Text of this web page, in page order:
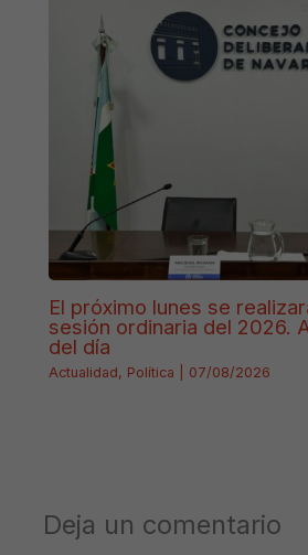
El próximo lunes se
sesión ordinaria del 2026.
del día
Actualidad, Política 07/08/2026
Deja un comentario